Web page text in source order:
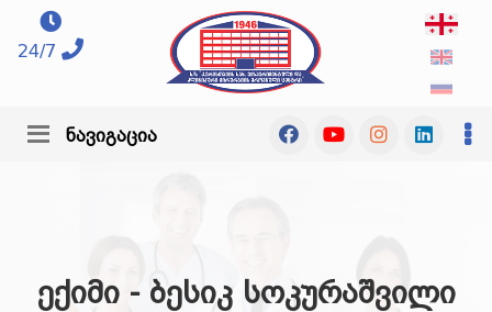
24/7
ნავიგაცია
ექიმი - ბესიკ სოკურაშვილი